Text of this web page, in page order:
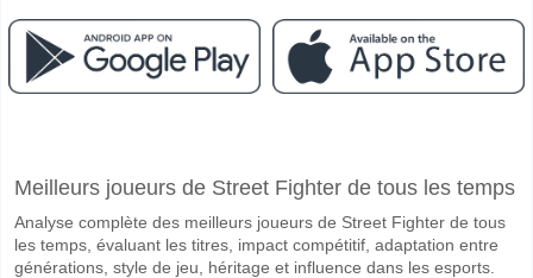
Le match entre Sydney FC v Newcastle Jets 09 May 2026 10:40.
Quelle est l'équipe favorite pour gagner entre Sydney
Sydney FC pour le Gagnant du match, avec une probabilité de 44%
Meilleurs joueurs de Street Fighter de tous les temps
Analyse complète des meilleurs joueurs de Street Fighter de tous
les temps, évaluant les titres, impact compétitif, adaptation entre
générations, style de jeu, héritage et influence dans les esports.